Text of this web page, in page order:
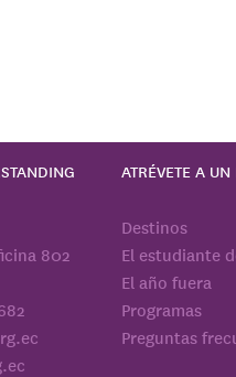
802
ATRÉVETE A
Destinos
El estudiante
El año fuera
Programas
Preguntas